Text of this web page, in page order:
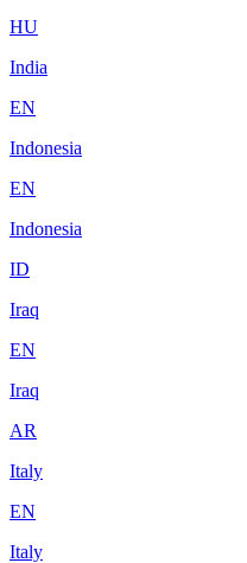
HU
India
EN
Indonesia
EN
Indonesia
ID
Iraq
EN
Iraq
AR
Italy
EN
Italy